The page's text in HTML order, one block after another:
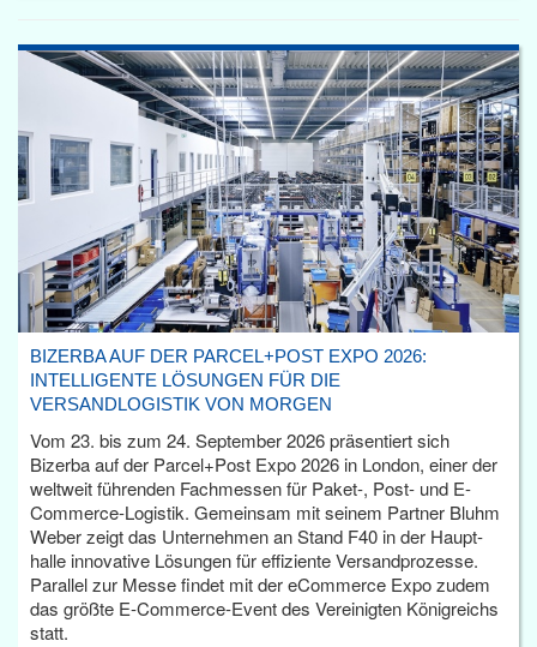
BIZERBA AUF DER PARCEL+POST EXPO 2026:
INTELLIGENTE LÖSUNGEN FÜR DIE
VERSANDLOGISTIK VON MORGEN
Vom 23. bis zum 24. September 2026 präsentiert sich
Bizerba auf der Parcel+Post Expo 2026 in London, einer der
weltweit führenden Fachmessen für Paket-, Post- und E-
Commerce-Logistik. Gemeinsam mit seinem Partner Bluhm
Weber zeigt das Unternehmen an Stand F40 in der Haupt­
halle innovative Lösungen für effiziente Versandprozesse.
Parallel zur Messe findet mit der eCommerce Expo zudem
das größte E-Commerce-Event des Vereinigten Königreichs
statt.